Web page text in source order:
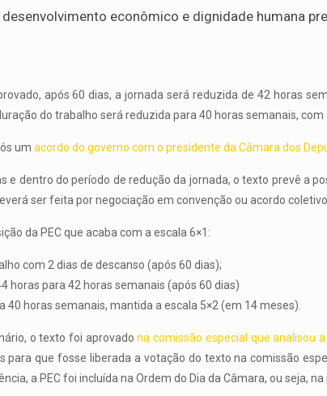
econômico e dignidade humana
após 60 dias, a jornada será reduzida de 42 horas
do trabalho será reduzida para 40 horas semanais,
um acordo do governo com o presidente da Câmara dos
e dentro do período de redução da jornada, o texto prevê a
ser feita por negociação em convenção ou acordo
da PEC que acaba com a escala 6×1:
com 2 dias de descanso (após 60 dias);
horas para 42 horas semanais (após 60 dias)
40 horas semanais, mantida a escala 5×2 (em 14 meses).
o texto foi aprovadona comissão especial que analisou
para que fosse liberada a votação do texto na comissão
a PEC foi incluída na Ordem do Dia da Câmara, ou seja,